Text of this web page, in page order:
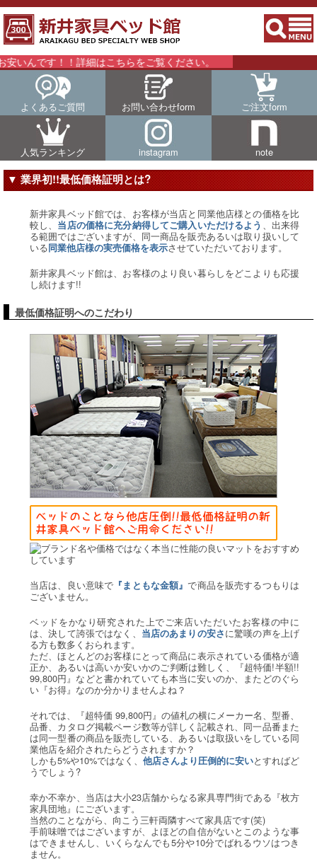
です！！詳細はこちらをご覧ください。
よくあるご質問 お問い合わせform ご注文form
人気ランキング instagram note
▼ 業界初!!最低価格証明とは?
新井家具ベッド館では、お客様が当店と同業他店様との価格を比
較し、 当店の価格に充分納得してご購入いただけるよう 、出来得
る範囲ではございますが、同一商品を販売あるいは取り扱いして
いる同業他店様の実売価格を表示させていただいております。
新井家具ベッド館は、お客様のより良い暮らしをどこよりも応援
し続けます!!
最低価格証明へのこだわり
当店は、良い意味で 『まともな金額』で商品を販売するつもりは
ございません。
ベッドをかなり研究された上でご来店いただいたお客様の中に
は、決して誇張ではなく、 当店のあまりの安さに驚嘆の声を上げ
る方も数多くおられます。
ただ、ほとんどのお客様にとって商品に表示されている価格が適
正か、あるいは高いか安いかのご判断は難しく、『超特価!半額!!
99,800円』などと書かれていても本当に安いのか、またどのぐら
い『お得』なのか分かりませんよね？
それでは、『超特価 99,800円』の値札の横にメーカー名、型番、
品番、カタログ掲載ページ数等が詳しく記載され、同一品番また
は同一型番の商品を販売している、あるいは取扱いをしている同
業他店を紹介されたらどうされますか？
しかも5%や10%ではなく、 他店さんより圧倒的に安いとすればど
うでしょう?
幸か不幸か、当店は大小23店舗からなる家具専門街である『枚方
家具団地』にございます。
当然のことながら、向こう三軒両隣すべて家具店です(笑)
手前味噌ではございますが、よほどの自信がないとこのような事
はできませんし、いくらなんでも5分や10分でばれるウソはつき
ません。